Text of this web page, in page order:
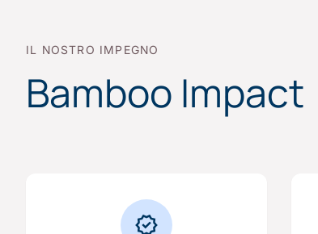
IL NOSTRO IMPEGNO
Bamboo Impact